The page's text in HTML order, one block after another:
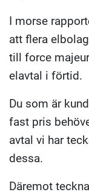
I morse
att flera
till force
elavtal i förtid.
Du som är
fast pris
avtal vi har
dessa.
Däremot